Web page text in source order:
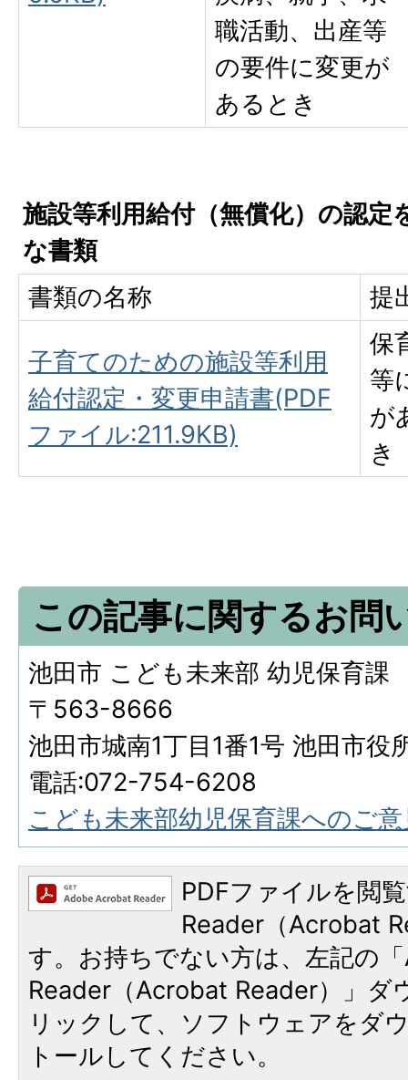
職活動、出産等
の要件に変更が
あるとき
施設等利用給付（無償化）の認定
な書類
書類の名称
提
子育てのための施設等利用
給付認定・変更申請書(PDF
ファイル:211.9KB)
保
等
が
き
この記事に関するお問
池田市 こども未来部 幼児保育課
〒563-8666
池田市城南1丁目1番1号 池田市役
電話:072-754-6208
こども未来部幼児保育課へのご
PDFファイルを閲
Reader（Acrobat
す。お持ちでない方は、左記の
Reader（Acrobat Reader）」ダ
リックして、ソフトウェアをダ
トールしてください。